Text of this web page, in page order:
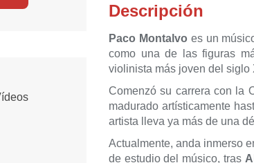
Descripción
Paco Montalvo es un
como una de las figuras
violinista más joven del siglo
Comenzó su carrera con la
madurado artísticamente
artista lleva ya más de una
Actualmente, anda inmerso
de estudio del músico, tras